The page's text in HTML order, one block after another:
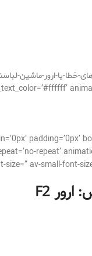
padding=’0px’
repeat’
ارورF2